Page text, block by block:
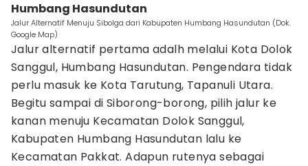
Humbang Hasundutan
Jalur Alternatif Menuju Sibolga dari Kabupaten Humbang Hasundutan (Dok.
Google Map)
Jalur alternatif pertama adalh melalui Kota Dolok
Sanggul, Humbang Hasundutan. Pengendara tidak
perlu masuk ke Kota Tarutung, Tapanuli Utara.
Begitu sampai di Siborong-borong, pilih jalur ke
kanan menuju Kecamatan Dolok Sanggul,
Kabupaten Humbang Hasundutan lalu ke
Kecamatan Pakkat. Adapun rutenya sebagai